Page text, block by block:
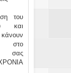
του
και
στο
σας